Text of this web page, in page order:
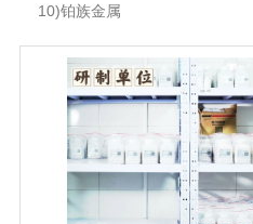
10)铂族金属